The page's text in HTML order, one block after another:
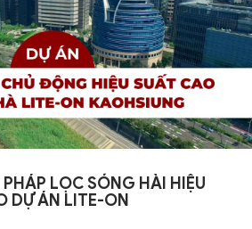
LỌC SÓNG HÀI HIỆU
DỰ ÁN LITE-ON